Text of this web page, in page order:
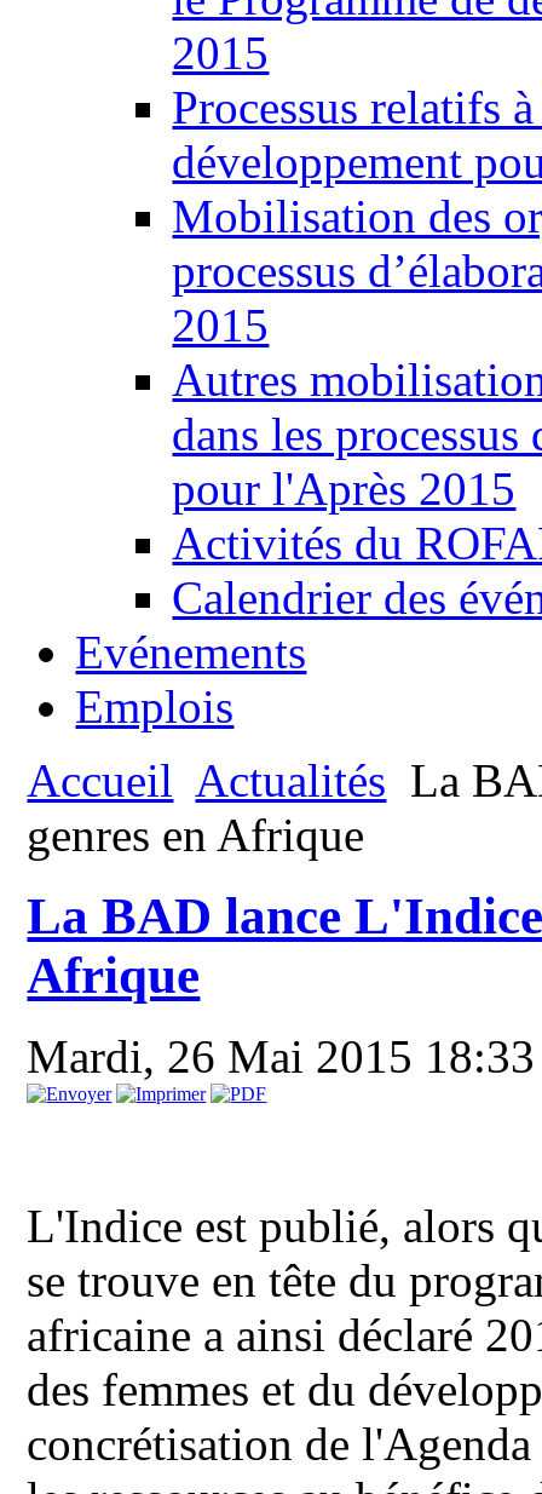
2015
Processus relatifs
développement
Mobilisation des
processus
2015
Autres
dans les
pour l'Après 2015
Activités du
Calendrier des
Evénements
Emplois
Accueil Actualités La
genres en Afrique
La BAD lance
Afrique
Mardi, 26 Mai 2015 18:33
L'Indice est publié, alors
se trouve en tête du
africaine a ainsi déclaré
des femmes et du
concrétisation de